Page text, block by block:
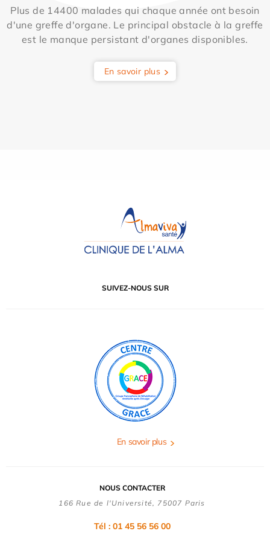
Plus de 14400 malades qui chaque année ont besoin
d'une greffe d'organe. Le principal obstacle à la greffe
est le manque persistant d'organes disponibles.
En savoir plus
SUIVEZ-NOUS SUR
En savoir plus
NOUS CONTACTER
166 Rue de l'Université, 75007 Paris
Tél : 01 45 56 56 00